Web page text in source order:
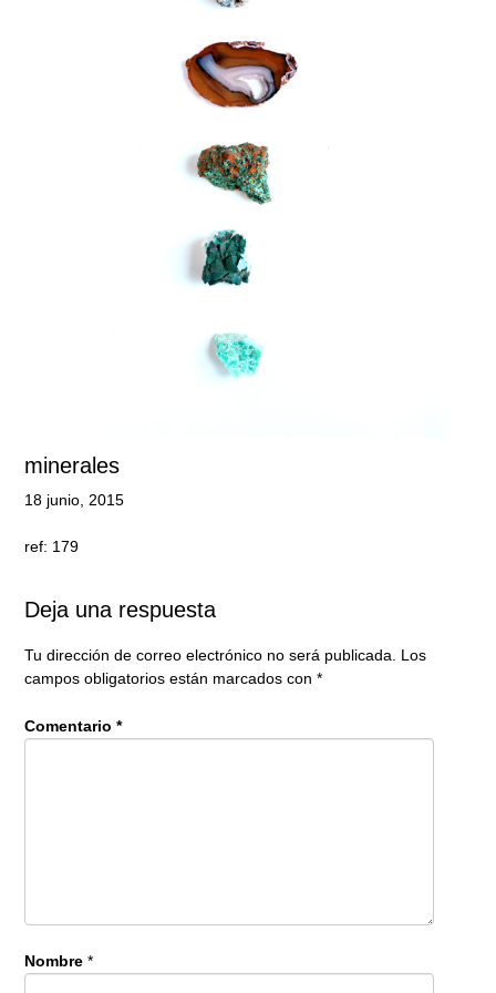
minerales
18 junio, 2015
ref: 179
Deja una respuesta
Tu dirección de correo electrónico no será publicada.
Los
campos obligatorios están marcados con *
Comentario *
Nombre *